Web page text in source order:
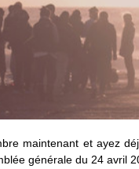
maintenant et ayez
générale du 24 avril